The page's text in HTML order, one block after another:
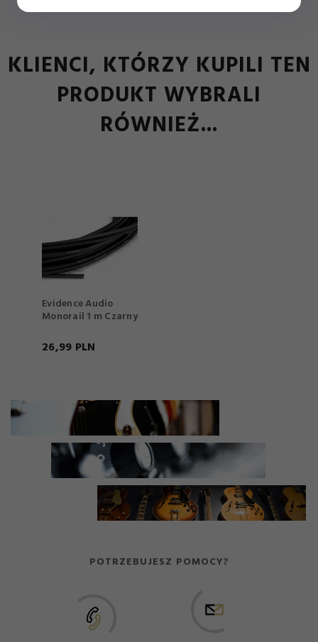
KLIENCI, KTÓRZY KUPILI TEN
PRODUKT WYBRALI
RÓWNIEŻ...
Evidence Audio
Monorail 1 m Czarny
26,99 PLN
POTRZEBUJESZ POMOCY?